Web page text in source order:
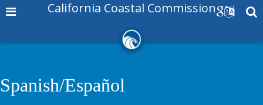
California Coastal Commission
Spanish/Español